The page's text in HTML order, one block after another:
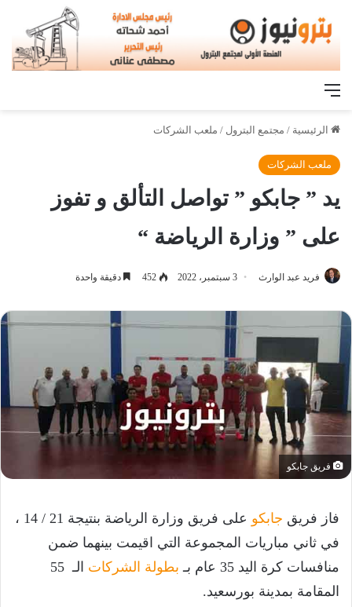
القائمة
الرئيسية / مجتمع البترول / ملعب الشركات
ملعب الشركات
يد ” جابكو ” تواصل التألق و تفوز
على ” وزارة الرياضة “
فريد عبد الوارث 3 سبتمبر، 2022 452 دقيقة واحدة
فريق جابكو
فاز فريق جابكو
على فريق وزارة الرياضة بنتيجة 21 / 14 ،
في ثاني مباريات المجموعة التي اقيمت بينهما ضمن
منافسات كرة اليد 35 عام بـ
بطولة الشركات
الـ 55
المقامة بمدينة بورسعيد.